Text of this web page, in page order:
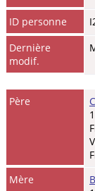
ID personne
Dernière
modif.
Père
Mère